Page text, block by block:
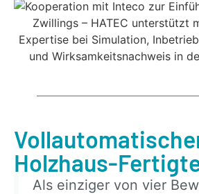
Holzhaus-
Als einziger von vier